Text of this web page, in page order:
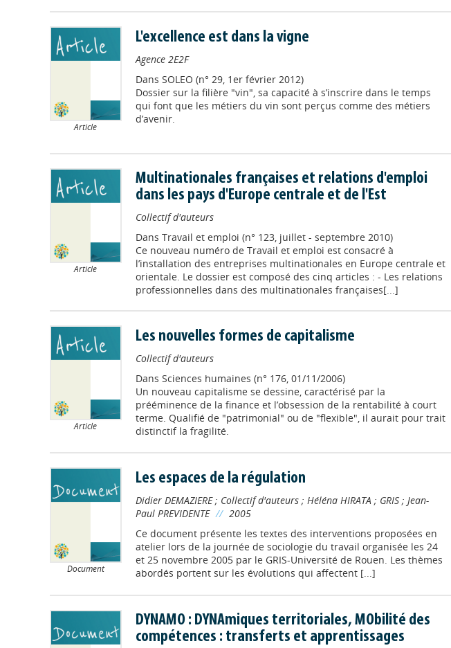
Article
L'excellence est dans la vigne
Agence 2E2F
Dans SOLEO (n° 29, 1er février 2012)
Dossier sur la filière "vin", sa capacité à s’inscrire dans le temps
qui font que les métiers du vin sont perçus comme des métiers
d’avenir.
Article
Multinationales françaises et relations d'emploi
dans les pays d'Europe centrale et de l'Est
Collectif d'auteurs
Dans Travail et emploi (n° 123, juillet - septembre 2010)
Ce nouveau numéro de Travail et emploi est consacré à
l’installation des entreprises multinationales en Europe centrale et
orientale. Le dossier est composé des cinq articles : - Les relations
professionnelles dans des multinationales françaises[...]
Article
Les nouvelles formes de capitalisme
Collectif d'auteurs
Dans Sciences humaines (n° 176, 01/11/2006)
Un nouveau capitalisme se dessine, caractérisé par la
prééminence de la finance et l’obsession de la rentabilité à court
terme. Qualifié de "patrimonial" ou de "flexible", il aurait pour trait
distinctif la fragilité.
Document
Les espaces de la régulation
Didier DEMAZIERE; Collectif d'auteurs; Héléna HIRATA ; GRIS; Jean-
Paul PREVIDENTE // 2005
Ce document présente les textes des interventions proposées en
atelier lors de la journée de sociologie du travail organisée les 24
et 25 novembre 2005 par le GRIS-Université de Rouen. Les thèmes
abordés portent sur les évolutions qui affectent [...]
DYNAMO : DYNAmiques territoriales, MObilité des
compétences : transferts et apprentissages